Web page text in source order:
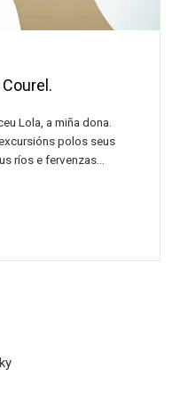
Lola, a miña dona.
polos seus
ríos e fervenzas…